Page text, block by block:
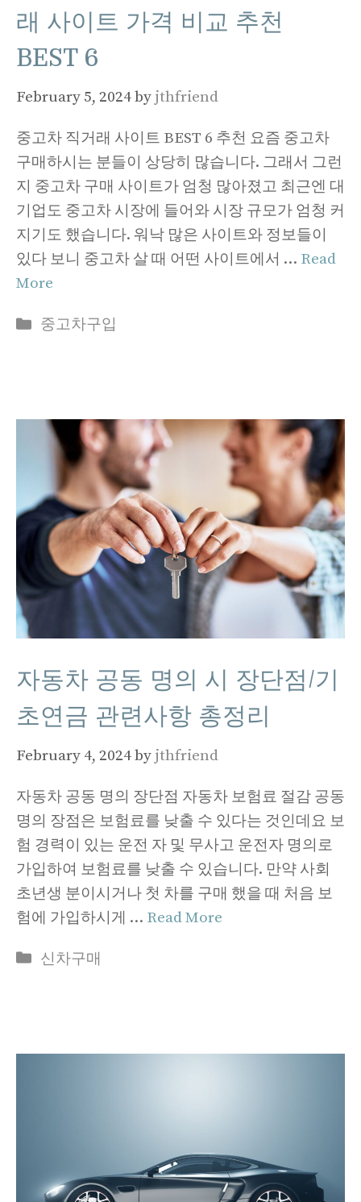
래 사이트 가격 비교 추천
BEST 6
February 5, 2024by jthfriend
중고차 직거래 사이트 BEST 6 추천 요즘 중고차
구매하시는 분들이 상당히 많습니다. 그래서 그런
지 중고차 구매 사이트가 엄청 많아졌고 최근엔 대
기업도 중고차 시장에 들어와 시장 규모가 엄청 커
지기도 했습니다. 워낙 많은 사이트와 정보들이
있다 보니 중고차 살 때 어떤 사이트에서 … Read
More
Categories
중고차구입
자동차 공동 명의 시 장단점/기
초연금 관련사항 총정리
February 4, 2024by jthfriend
자동차 공동 명의 장단점 자동차 보험료 절감 공동
명의 장점은 보험료를 낮출 수 있다는 것인데요 보
험 경력이 있는 운전 자 및 무사고 운전자 명의로
가입하여 보험료를 낮출 수 있습니다. 만약 사회
초년생 분이시거나 첫 차를 구매 했을 때 처음 보
험에 가입하시게 … Read More
Categories
신차구매